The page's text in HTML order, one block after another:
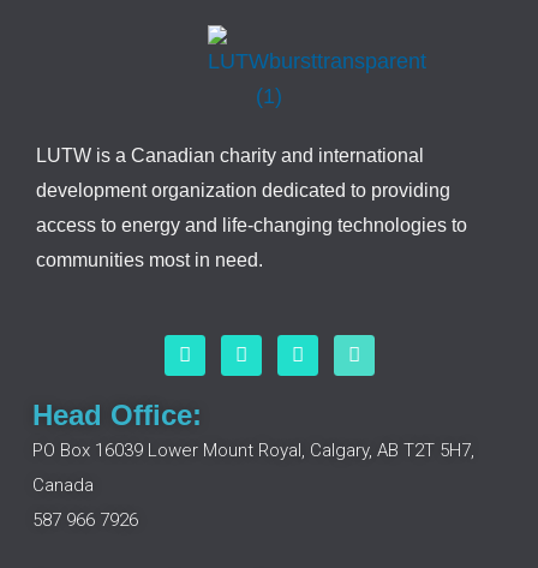
LUTW is a Canadian charity and international
development organization dedicated to providing
access to energy and life-changing technologies to
communities most in need.
F
a
e
b
o
L
i
d
I
n
g
r
Y
o
b
e
Head Office:
PO Box 16039 Lower Mount Royal, Calgary, AB T2T 5H7,
Canada
587 966 7926